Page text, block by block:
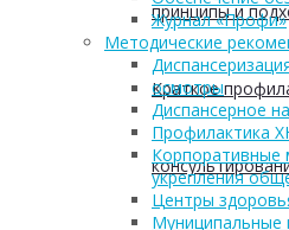
принципы и
Краткое
Журнал «Профи»
Методические
осмотры
Диспансерное
Профилактика
Корпоративные
укрепления
Центры
Муниципальные